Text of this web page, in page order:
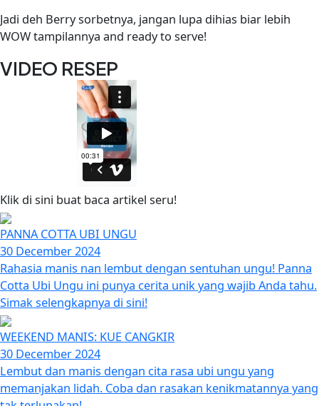
Jadi deh Berry sorbetnya, jangan lupa dihias biar lebih
WOW tampilannya and ready to serve!
VIDEO RESEP
Klik di sini buat baca artikel seru!
PANNA COTTA UBI UNGU
30 December 2024
Rahasia manis nan lembut dengan sentuhan ungu! Panna
Cotta Ubi Ungu ini punya cerita unik yang wajib Anda tahu.
Simak selengkapnya di sini!
WEEKEND MANIS: KUE CANGKIR
30 December 2024
Lembut dan manis dengan cita rasa ubi ungu yang
memanjakan lidah. Coba dan rasakan kenikmatannya yang